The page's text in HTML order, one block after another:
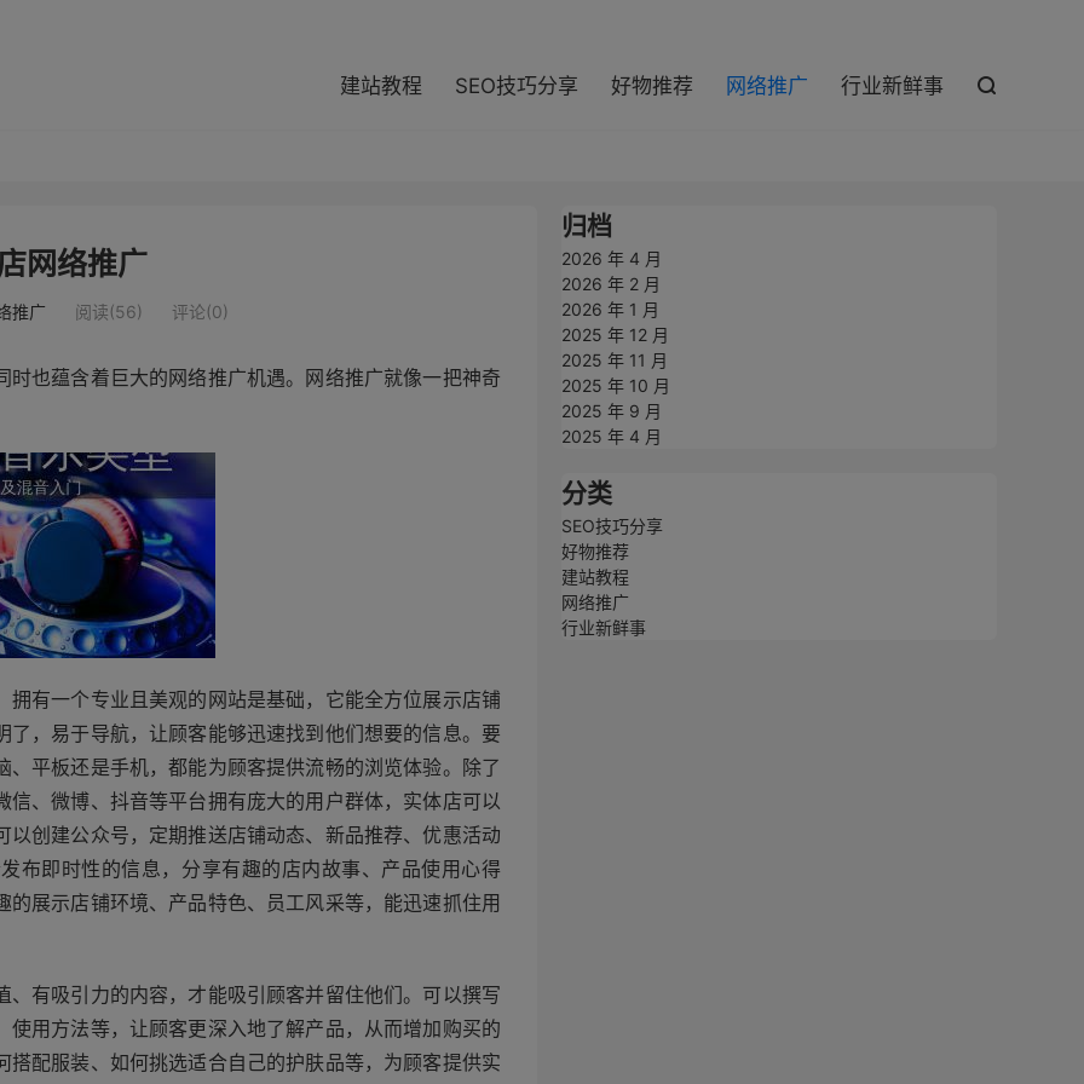
建站教程 SEO技巧分享 好物推荐 网络推广 行业新鲜事 
网络推广
推广 阅读(56) 评论(0)
也蕴含着巨大的网络推广机遇。网络推广就像一把神奇
有一个专业且美观的网站是基础，它能全方位展示店铺
，易于导航，让顾客能够迅速找到他们想要的信息。要
平板还是手机，都能为顾客提供流畅的浏览体验。除了
、微博、抖音等平台拥有庞大的用户群体，实体店可以
创建公众号，定期推送店铺动态、新品推荐、优惠活动
布即时性的信息，分享有趣的店内故事、产品使用心得
展示店铺环境、产品特色、员工风采等，能迅速抓住用
有吸引力的内容，才能吸引顾客并留住他们。可以撰写
用方法等，让顾客更深入地了解产品，从而增加购买的
配服装、如何挑选适合自己的护肤品等，为顾客提供实
归档
2026 年 4 月
2026 年 2 月
2026 年 1 月
2025 年 12 月
2025 年 11 月
2025 年 10 月
2025 年 9 月
2025 年 4 月
分类
SEO技巧分享
好物推荐
建站教程
网络推广
行业新鲜事